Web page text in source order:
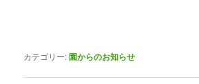
カテゴリー:園からのお知らせ